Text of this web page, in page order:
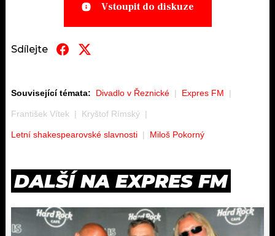
Vstoupit do diskuze
Sdílejte
Související témata: Divadlo v Řeznické Expres FM
František Vítek Kryštof Rímský
Letní shakespearovské slavnosti Miloš Pokorný
DALŠÍ NA EXPRES FM